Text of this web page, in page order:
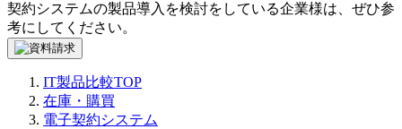
契約システムの製品導入を検討をしている企業様は、ぜひ参
考にしてください。
IT製品比較TOP
在庫・購買
電子契約システム